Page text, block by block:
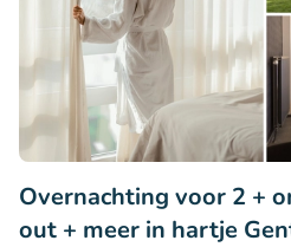
Overnachting voor 2 +
out + meer in hartje